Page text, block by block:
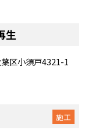
生
区小須戸4321-1
施工